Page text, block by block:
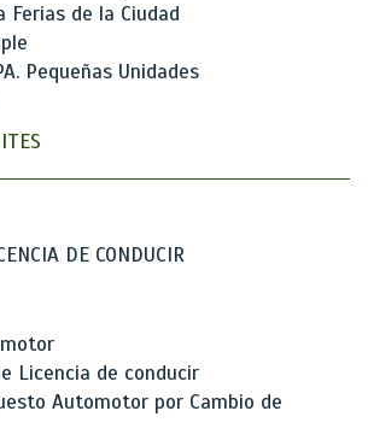
Ferias de la Ciudad
Pequeñas Unidades
DE CONDUCIR
Licencia de conducir
Automotor por Cambio de